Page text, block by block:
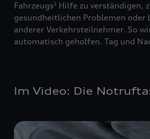
Fahrzeugs2 Hilfe zu verständigen,
gesundheitlichen Problemen oder
anderer Verkehrsteilnehmer. So
automatisch geholfen. Tag und
Im Video: Die